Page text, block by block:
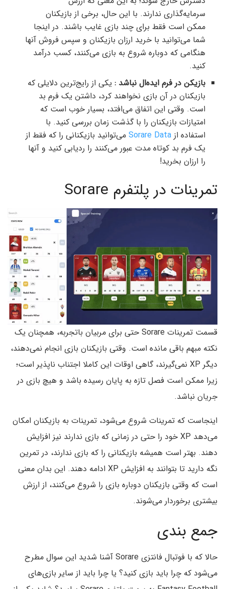
سرمایه‌گذاری ندارند. با این حال، برخی از بازیکنان
ممکن است فقط برای چند بازی غایب باشند. در اینجا
شما می‌توانید با خرید ارزان بازیکنان و سپس فروش آنها
هنگامی که دوباره شروع به بازی می‌کنند، کسب درآمد
کنید.
بازیکن در فرم ایده‌ال نباشد : یکی از رایج‌ترین دلایلی که
بازیکنان در آن بازی نخواهند کرد، داشتن یک فرم بد
است. وقتی این اتفاق می‌افتد، بسیار خوب است که
امتیازات بازیکنان را با گذشت زمان بررسی کنید. با
استفاده از Sorare Data می‌توانید بازیکنانی را که فقط از
یک فرم بد کوتاه مدت عبور می‌کنند را ردیابی کنید و آنها
را ارزان بخرید!
تمرینات در پلتفرم Sorare
قسمت تمرینات Sorare حتی برای مربیان باتجربه، همچنان یک
نکته مبهم باقی مانده است. وقتی بازیکنان بازی انجام نمی‌دهند،
دیگر XP نمی‌گیرند، گاهی اوقات این کاملا اجتناب ناپذیر است؛
زیرا ممکن است فصل تازه به پایان رسیده باشد و هیچ بازی در
جریان نباشد.
اینجاست که تمرینات شروع می‌شود، ‌تمرینات به بازیکنان امکان
می‌دهد XP خود را حتی در زمانی که بازی ندارند نیز افزایش
دهند. بهتر است همیشه بازیکنانی را که بازی ندارند، در تمرین
نگه دارید تا بتوانند به افزایش XP ادامه دهند. این بدان معنی
است که وقتی بازیکنان دوباره بازی را شروع می‌کنند، از ارزش
بیشتری برخوردار می‌شوند.
جمع بندی
حالا که با فوتبال فانتزی Sorare آشنا شدید این سوال مطرح
می‌شود که چرا باید بازی کنید؟ یا چرا باید از سایر بازی‌های